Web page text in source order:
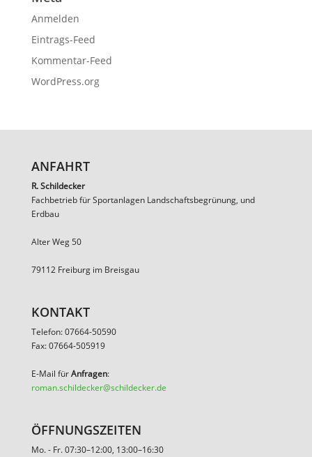
Anmelden
Eintrags-Feed
Kommentar-Feed
WordPress.org
ANFAHRT
R. Schildecker
Fachbetrieb für Sportanlagen Landschaftsbegrünung, und
Erdbau
Alter Weg 50
79112 Freiburg im Breisgau
KONTAKT
Telefon: 07664-50590
Fax: 07664-505919
E-Mail fürAnfragen:
roman.schildecker@schildecker.de
ÖFFNUNGSZEITEN
Mo. - Fr. 07:30–12:00, 13:00–16:30